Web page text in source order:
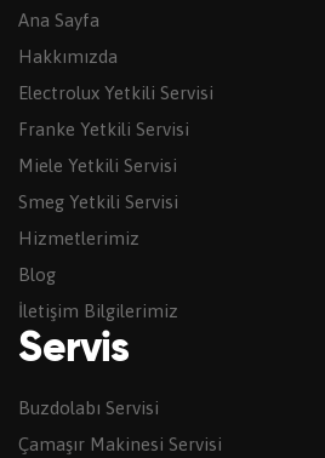
Ana Sayfa
Hakkımızda
Electrolux Yetkili Servisi
Franke Yetkili Servisi
Miele Yetkili Servisi
Smeg Yetkili Servisi
Hizmetlerimiz
Blog
İletişim Bilgilerimiz
Servis
Buzdolabı Servisi
Çamaşır Makinesi Servisi